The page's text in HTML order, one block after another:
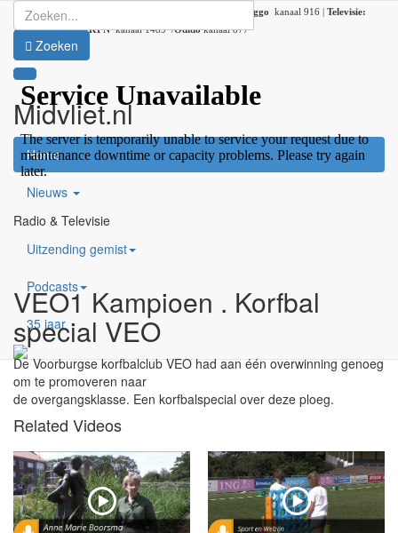
Radio:107.2 FM | Ziggo kanaal 916 | Televisie:
Ziggokanaal 41 /KPNkanaal 1489 /Odidokanaal 877
Midvliet.nl
×
Home
Nieuws
Radio & Televisie
Uitzending gemist
Podcasts
35 jaar
Zoeken
VEO1 Kampioen . Korfbal
special VEO
De Voorburgse korfbalclub VEO had aan één overwinning genoeg
om te promoveren naar
de overgangsklasse. Een korfbalspecial over deze ploeg.
Related Videos